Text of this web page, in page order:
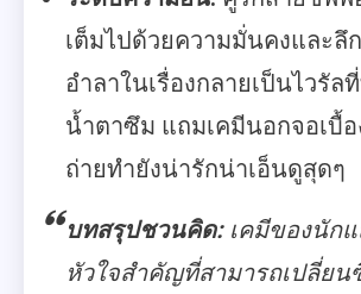
เต็มไปด้วยความมั่นคงและลึ
อำลาในเรื่องกลายเป็นไวรัล
น้ำตาซึม แถมเคมีนอกจอเบื้อ
ถ่ายทำยังน่ารักน่าเอ็นดูสุดๆ
บทสรุปชวนคิด:เคมีของนัก
หัวใจสำคัญที่สามารถเปลี่ยน